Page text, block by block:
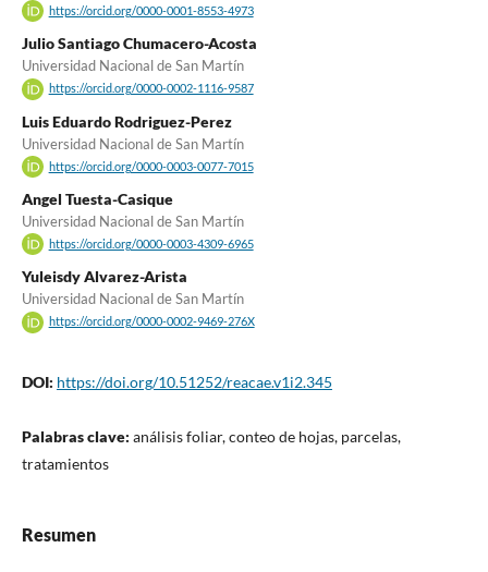
https://orcid.org/0000-0001-8553-4973
Julio Santiago Chumacero-Acosta
Universidad Nacional de San Martín
https://orcid.org/0000-0002-1116-9587
Luis Eduardo Rodriguez-Perez
Universidad Nacional de San Martín
https://orcid.org/0000-0003-0077-7015
Angel Tuesta-Casique
Universidad Nacional de San Martín
https://orcid.org/0000-0003-4309-6965
Yuleisdy Alvarez-Arista
Universidad Nacional de San Martín
https://orcid.org/0000-0002-9469-276X
DOI: https://doi.org/10.51252/reacae.v1i2.345
Palabras clave: análisis foliar, conteo de hojas, parcelas,
tratamientos
Resumen